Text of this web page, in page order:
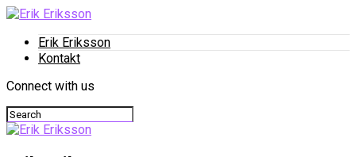
Erik Eriksson
Kontakt
Connect with us